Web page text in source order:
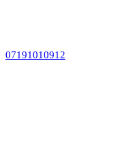
07191010912